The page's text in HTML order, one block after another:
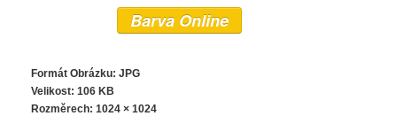
Barva Online
Formát Obrázku: JPG
Velikost: 106 KB
Rozměrech: 1024 × 1024